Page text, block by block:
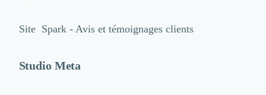
Site Spark - Avis et témoignages clients
Studio Meta